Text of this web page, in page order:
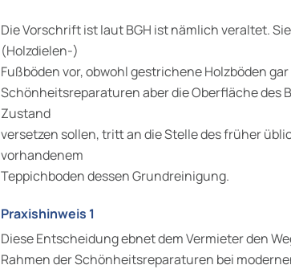
Die Vorschrift ist laut BGH ist nämlich veraltet.
(Holzdielen-)
Fußböden vor, obwohl gestrichene Holzböden
Schönheitsreparaturen aber die Oberfläche des
Zustand
versetzen sollen, tritt an die Stelle des früher
vorhandenem
Teppichboden dessen Grundreinigung.
Praxishinweis 1
Diese Entscheidung ebnet dem Vermieter den
Rahmen der Schönheitsreparaturen bei